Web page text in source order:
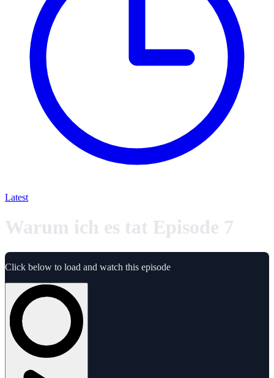
Latest
Warum ich es tat Episode 7
Click below to load and watch this episode